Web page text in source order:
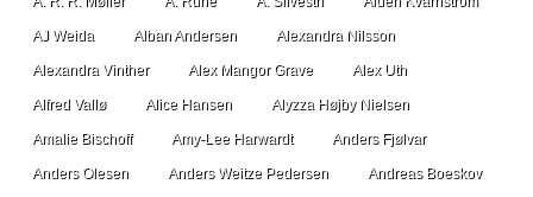
AJ Weida Alban Andersen Alexandra Nilsson
Alexandra Vinther Alex Mangor Grave Alex Uth
Alfred Vallø Alice Hansen Alyzza Højby Nielsen
Amalie Bischoff Amy-Lee Harwardt Anders Fjølvar
Anders Olesen Anders Weitze Pedersen Andreas Boeskov